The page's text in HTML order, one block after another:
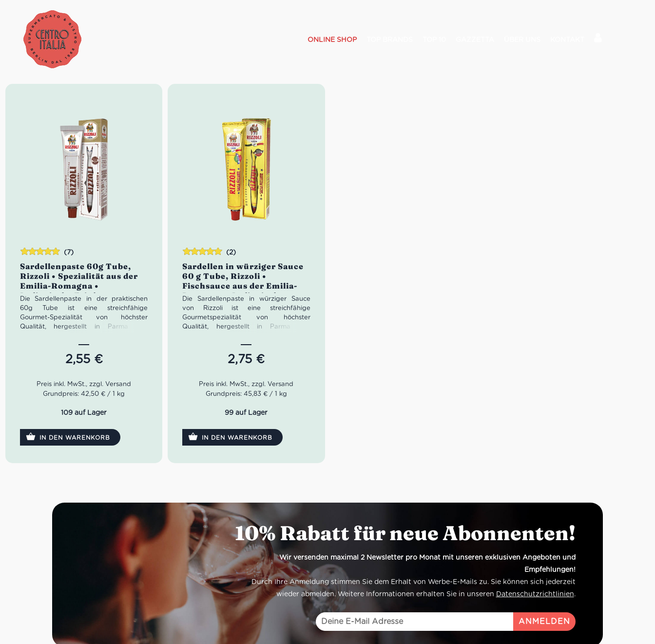
ONLINE SHOP
Sardellenpaste 60g Tube,
Rizzoli • Spezialität aus der
Emilia-Romagna •
Italienische Feinkost
(7)
Die Sardellenpaste in der praktischen
60g Tube ist eine streichfähige
Gourmet-Spezialität von höchster
Qualität, hergestellt in Parma und
Pizza, als Beilage zu Gemüse oder als
Sauce zu Pasta. Die ideale Zutat zur
Verfeinerung von Rezepten.
2,55 €
Bewertet
mit5.00von
5
Grundpreis: 42,50 € / 1 kg
109 auf Lager
IN DEN WARENKORB
Sardellen in würziger Sauce
60 g Tube, Rizzoli •
Fischsauce aus der Emilia-
Romagna • Italienische
Feinkost
(2)
Die Sardellenpaste in würziger Sauce
von Rizzoli ist eine streichfähige
Gourmetspezialität von höchster
Qualität, hergestellt in Parma und
Der unnachahmliche Geschmack der
Rizzoli Sauce in der praktischen Tube ist
die ideale Zutat zur Verfeinerung von
Pizza, als Beilage zu Gemüse oder als
Sauce zu Pasta.
2,75 €
Bewertet
mit5.00von
5
Grundpreis: 45,83 € / 1 kg
99 auf Lager
IN DEN WARENKORB
10% Rabatt für neue Abonnenten!
Wir versenden maximal 2 Newsletter pro Monat mit unseren exklusiven Angeboten und
Empfehlungen!
Durch Ihre Anmeldung stimmen Sie dem Erhalt von Werbe-E-Mails zu. Sie können sich jederzeit
wieder abmelden. Weitere Informationen erhalten Sie in unseren Datenschutzrichtlinien.